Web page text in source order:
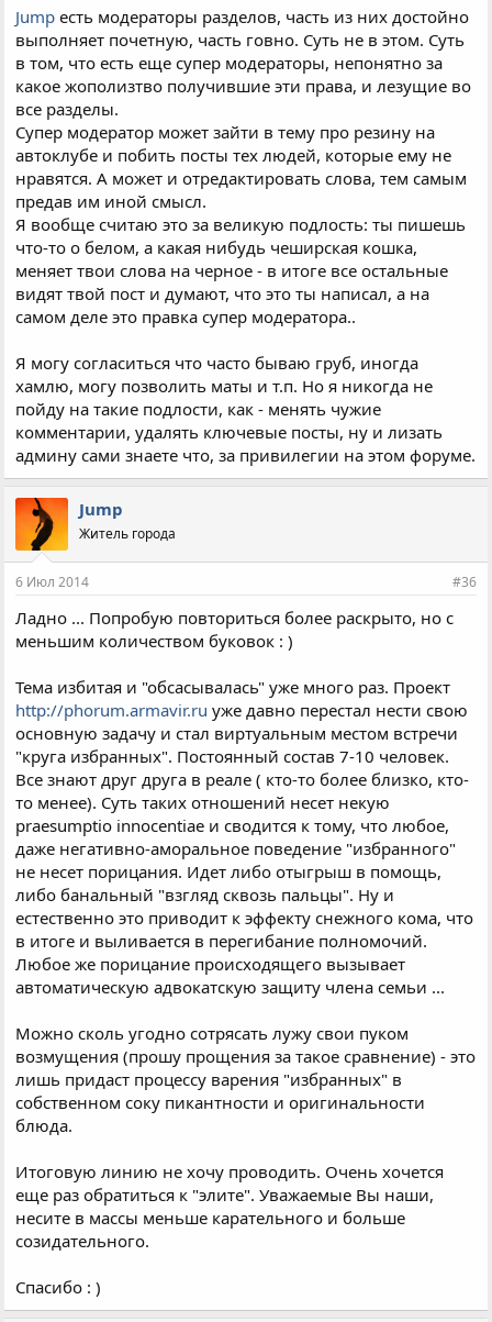
Jump есть модераторы разделов, часть из них достойно
выполняет почетную, часть говно. Суть не в этом. Суть
в том, что есть еще супер модераторы, непонятно за
какое жополизтво получившие эти права, и лезущие во
все разделы.
Супер модератор может зайти в тему про резину на
автоклубе и побить посты тех людей, которые ему не
нравятся. А может и отредактировать слова, тем самым
предав им иной смысл.
Я вообще считаю это за великую подлость: ты пишешь
что-то о белом, а какая нибудь чеширская кошка,
меняет твои слова на черное - в итоге все остальные
видят твой пост и думают, что это ты написал, а на
самом деле это правка супер модератора..
Я могу согласиться что часто бываю груб, иногда
хамлю, могу позволить маты и т.п. Но я никогда не
пойду на такие подлости, как - менять чужие
комментарии, удалять ключевые посты, ну и лизать
админу сами знаете что, за привилегии на этом форуме.
Jump
Житель города
6 Июл 2014 #36
Ладно ... Попробую повториться более раскрыто, но с
меньшим количеством буковок : )
Тема избитая и "обсасывалась" уже много раз. Проект
http://phorum.armavir.ru уже давно перестал нести свою
основную задачу и стал виртуальным местом встречи
"круга избранных". Постоянный состав 7-10 человек.
Все знают друг друга в реале ( кто-то более близко, кто-
то менее). Суть таких отношений несет некую
praesumptio innocentiae и сводится к тому, что любое,
даже негативно-аморальное поведение "избранного"
не несет порицания. Идет либо отыгрыш в помощь,
либо банальный "взгляд сквозь пальцы". Ну и
естественно это приводит к эффекту снежного кома, что
в итоге и выливается в перегибание полномочий.
Любое же порицание происходящего вызывает
автоматическую адвокатскую защиту члена семьи ...
Можно сколь угодно сотрясать лужу свои пуком
возмущения (прошу прощения за такое сравнение) - это
лишь придаст процессу варения "избранных" в
собственном соку пикантности и оригинальности
блюда.
Итоговую линию не хочу проводить. Очень хочется
еще раз обратиться к "элите". Уважаемые Вы наши,
несите в массы меньше карательного и больше
созидательного.
Спасибо : )